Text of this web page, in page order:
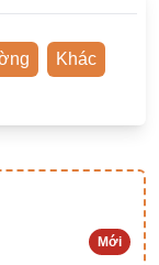
Khác
Mới